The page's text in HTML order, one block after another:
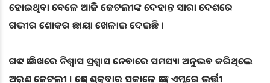
ହୋଇଥିବା ବେଳେ ଆଜି ଜେଟଲୀଙ୍କ ଦେହାନ୍ତ ସାରା ଦେଶରେ
ଗଭୀର ଶୋକର ଛାୟା ଖେଳାଇ ଦେଇଛି ।
ଗତ ୯ ତାରିଖରେ ନିଶ୍ୱାସ ପ୍ରଶ୍ୱାସ ନେବାରେ ସମସ୍ୟା ଅନୁଭବ କରିଥିଲେ
ଅରୁଣ ଜେଟଲୀ । ତେଣୁ ଶୁକ୍ରବାର ସକାଳେ ତାଙ୍କୁ ଏମ୍ସରେ ଭର୍ତ୍ତୀ